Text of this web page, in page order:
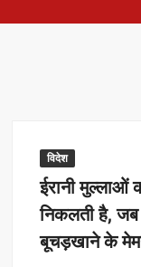
विदेश
ईरानी मुल्लाओं
निकलती है, जब
बूचड़खाने के